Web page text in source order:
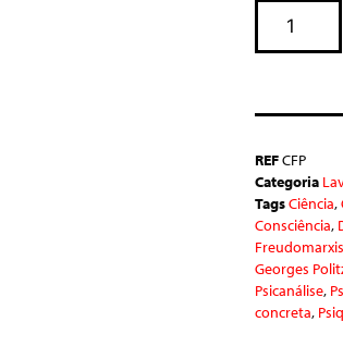
REFCFP
Categoria
TagsCiência,
Consciência,
Georges
Psicanálise,
concreta,